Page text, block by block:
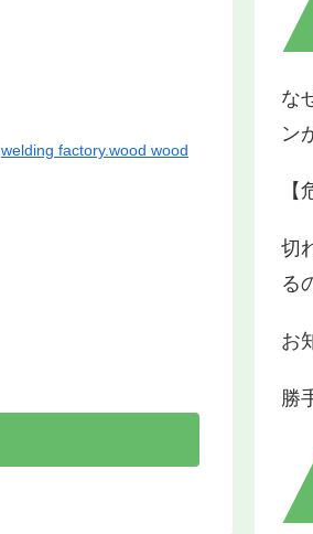
welding factory.wood wood
な
ン
切
る
お
勝